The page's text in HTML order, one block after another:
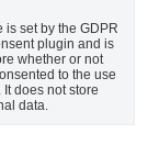
is set by the GDPR
plugin and is
whether or not
to the use
It does not store
data.